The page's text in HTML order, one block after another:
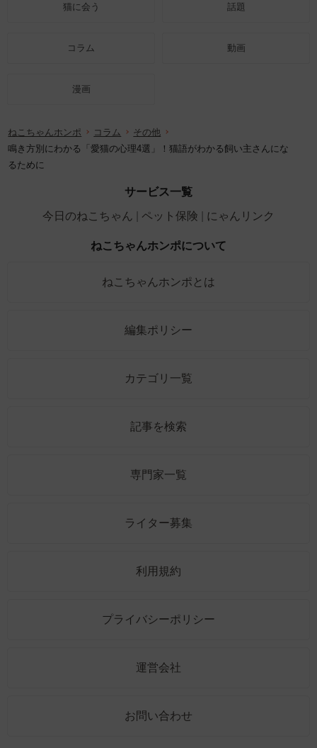
猫に会う 話題
コラム 動画
漫画
ねこちゃんホンポ コラム
その他
鳴き方別にわかる「愛猫の心理4選」！猫語がわかる飼い主さんにな
るために
サービス一覧
今日のねこちゃん
ペット保険 にゃんリンク
ねこちゃんホンポについて
ねこちゃんホンポとは
編集ポリシー
カテゴリ一覧
記事を検索
専門家一覧
ライター募集
利用規約
プライバシーポリシー
運営会社
お問い合わせ